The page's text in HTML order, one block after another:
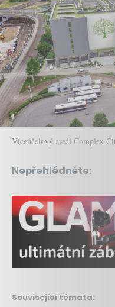
Víceúčelový areál Complex
Nepřehlédněte:
Související témata: